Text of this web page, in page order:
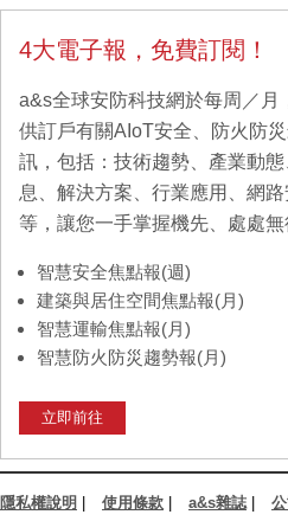
4大電子報，免費訂閱！
a&s全球安防科技網於每周／月
供訂戶有關AIoT安全、防火防
訊，包括：技術趨勢、產業動
息、解決方案、行業應用、網
等，讓您一手掌握機先、處處無
智慧安全焦點報(週)
建築與居住空間焦點報(月)
智慧運輸焦點報(月)
智慧防火防災趨勢報(月)
立即前往
隱私權說明 使用條款 a&s雜誌|